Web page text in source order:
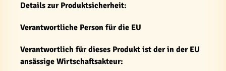
Details zur Produktsicherheit:
Verantwortliche Person für die EU
Verantwortlich für dieses Produkt ist der in der EU
ansässige Wirtschaftsakteur: